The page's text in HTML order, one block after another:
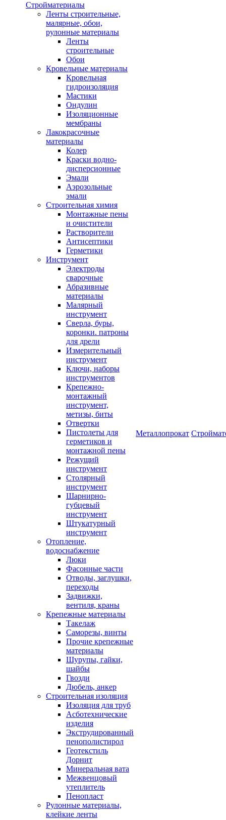
Стройматериалы
Ленты строительные,
малярные, обои,
рулонные материалы
Ленты
строительные
Обои
Кровельные материалы
Кровельная
гидроизоляция
Мастики
Ондулин
Изоляционные
мембраны
Лакокрасочные
материалы
Колер
Краски водно-
дисперсионные
Эмали
Аэрозольные
эмали
Строительная химия
Монтажные пены
и очистители
Растворители
Антисептики
Герметики
Инструмент
Электроды
сварочные
Абразивные
материалы
Малярный
инструмент
Сверла, буры,
коронки. патроны
для дрели
Измерительный
инструмент
Ключи, наборы
инструментов
Крепежно-
монтажный
инструмент,
метизы, биты
Отвертки
Пистолеты для
герметиков и
монтажной пены
Режущий
инструмент
Столярный
инструмент
Шарнирно-
губцевый
инструмент
Штукатурный
инструмент
Отопление,
водоснабжение
Люки
Фасонные части
Отводы, заглушки,
переходы
Задвижки,
вентиля, краны
Крепежные материалы
Такелаж
Саморезы, винты
Прочие крепежные
материалы
Шурупы, гайки,
шайбы
Гвозди
Дюбель, анкер
Строительная изоляция
Изоляция для труб
Асботехнические
изделия
Экструдированный
пенополистирол
Геотекстиль
Дорнит
Минеральная вата
Межвенцовый
утеплитель
Пенопласт
Рулонные материалы,
клейкие ленты
Металлопрокат